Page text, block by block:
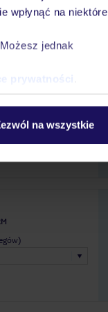
wpłynąć na niektóre
jednak
prywatności
na wszystkie